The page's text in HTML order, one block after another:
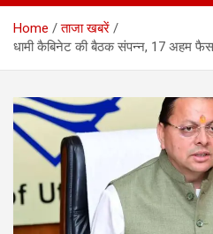
Home
ताजा खबरें
धामी कैबिनेट की बैठक संपन्न, 17 अहम